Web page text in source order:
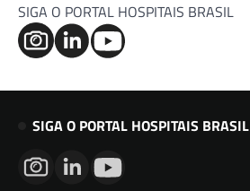
SIGA O PORTAL HOSPITAIS BRASIL
SIGA O PORTAL HOSPITAIS BRASIL